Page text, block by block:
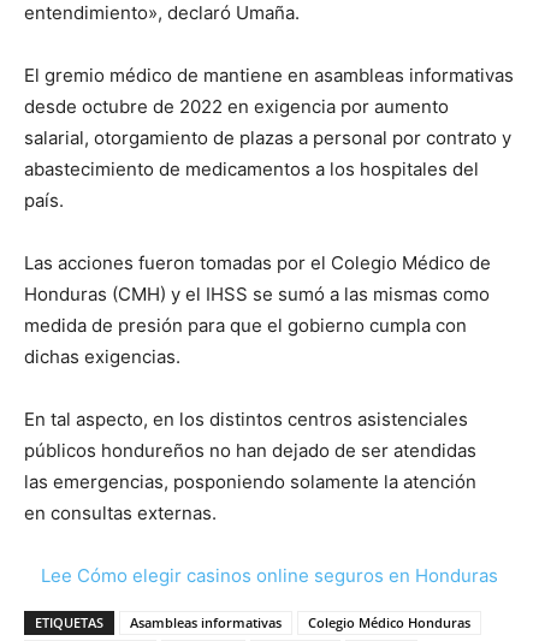
entendimiento», declaró Umaña.
El gremio médico de mantiene en asambleas informativas
desde octubre de 2022 en exigencia por aumento
salarial, otorgamiento de plazas a personal por contrato y
abastecimiento de medicamentos a los hospitales del
país.
Las acciones fueron tomadas por el Colegio Médico de
Honduras (CMH) y el IHSS se sumó a las mismas como
medida de presión para que el gobierno cumpla con
dichas exigencias.
En tal aspecto, en los distintos centros asistenciales
públicos hondureños no han dejado de ser atendidas
las emergencias, posponiendo solamente la atención
en consultas externas.
Lee Cómo elegir casinos online seguros en Honduras
ETIQUETAS Asambleas informativas
Colegio Médico Honduras